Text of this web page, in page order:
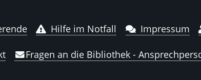
Hilfe im Notfall Impressum
Fragen an die Bibliothek -